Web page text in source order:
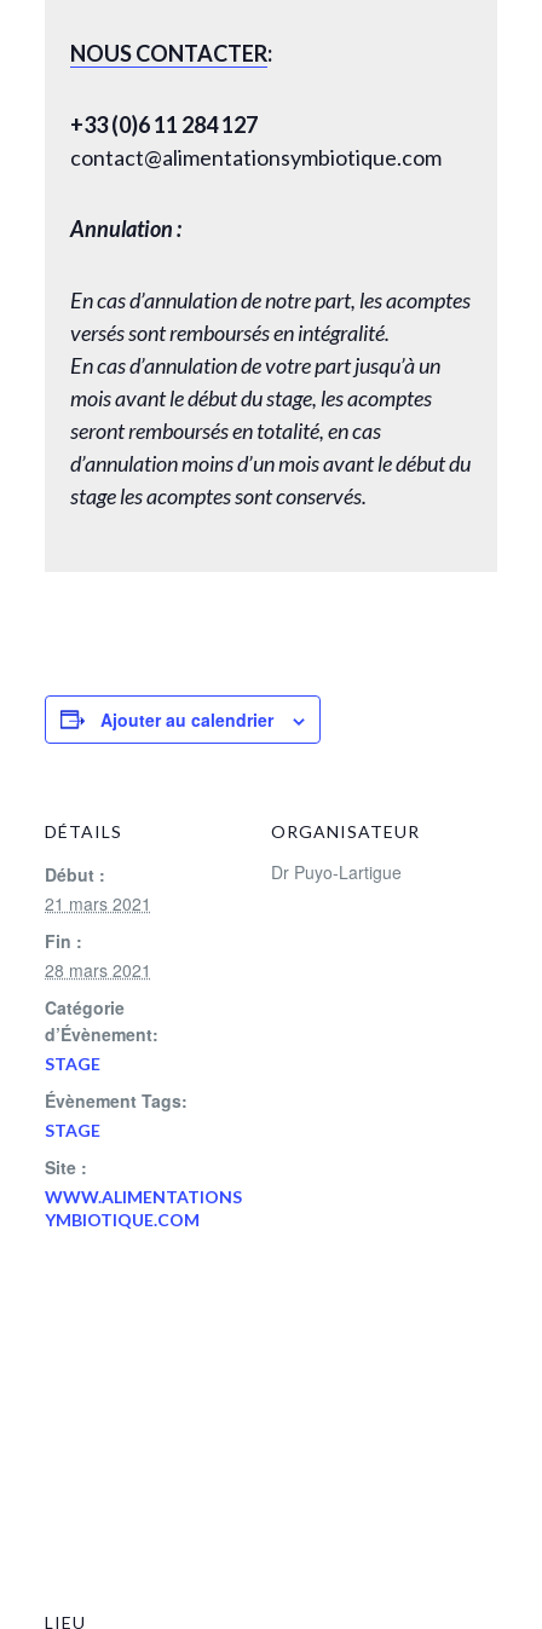
NOUS CONTACTER:
+33 (0)6 11 284 127
contact@alimentationsymbiotique.com
Annulation :
En cas d’annulation de notre part, les acomptes
versés sont remboursés en intégralité.
En cas d’annulation de votre part jusqu’à un
mois avant le début du stage, les acomptes
seront remboursés en totalité, en cas
d’annulation moins d’un mois avant le début du
stage les acomptes sont conservés.
Ajouter au calendrier
DÉTAILS
Début :
21 mars 2021
Fin :
28 mars 2021
Catégorie
d’Évènement:
STAGE
Évènement Tags:
STAGE
Site :
WWW.ALIMENTATIONS
YMBIOTIQUE.COM
ORGANISATEUR
Dr Puyo-Lartigue
LIEU